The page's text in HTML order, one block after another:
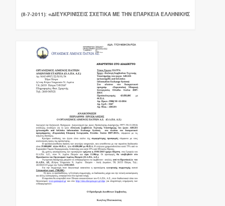
(8-7-2011): «ΔΙΕΥΚΡΙΝΊΣΕΙΣ ΣΧΕΤΙΚΆ ΜΕ ΤΗΝ ΕΠΆΡΚΕΙΑ ΕΛΛΗΝΙΚΉΣ